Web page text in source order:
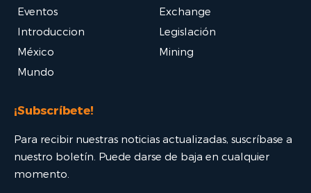
Eventos
Exchange
Introduccion
Legislación
México
Mining
Mundo
¡Subscríbete!
Para recibir nuestras noticias actualizadas, suscríbase a
nuestro boletín. Puede darse de baja en cualquier
momento.